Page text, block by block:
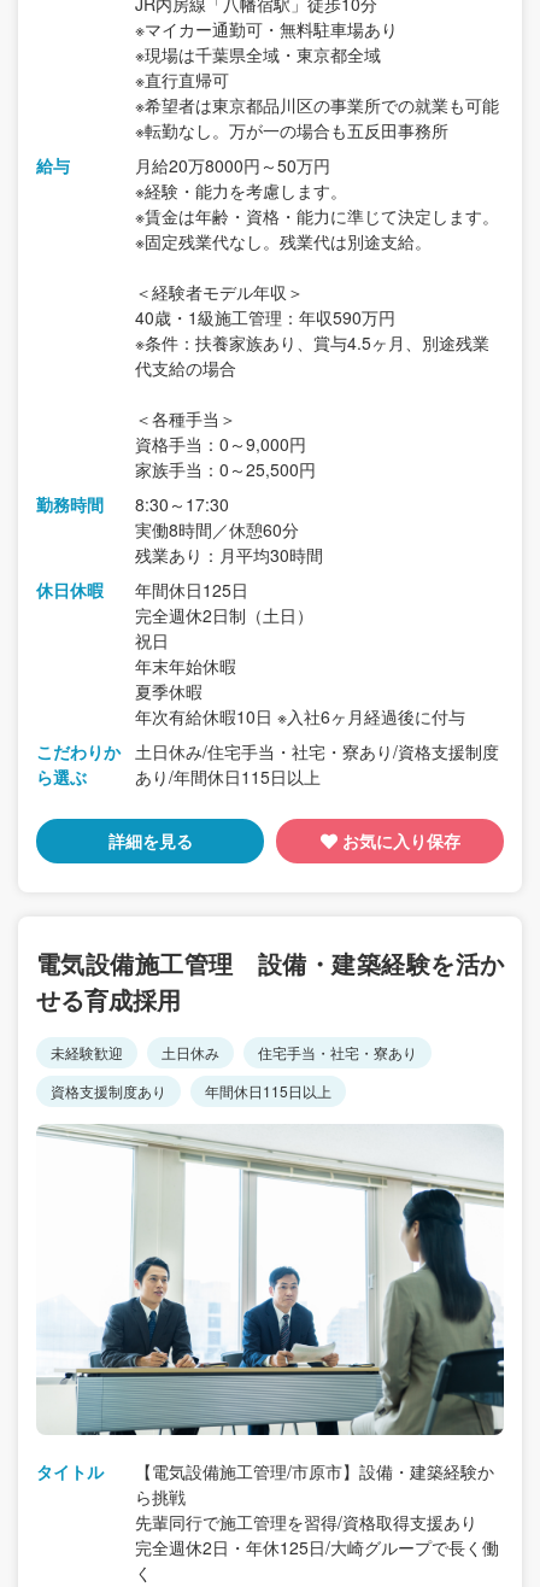
※マイカー通勤可・無料駐車場あり
※現場は千葉県全域・東京都全域
※直行直帰可
※希望者は東京都品川区の事業所での就業も可能
※転勤なし。万が一の場合も五反田事務所
給与
月給20万8000円～50万円
※経験・能力を考慮します。
※賃金は年齢・資格・能力に準じて決定します。
※固定残業代なし。残業代は別途支給。
＜経験者モデル年収＞
40歳・1級施工管理：年収590万円
※条件：扶養家族あり、賞与4.5ヶ月、別途残業
代支給の場合
＜各種手当＞
資格手当：0～9,000円
家族手当：0～25,500円
勤務時間
8:30～17:30
実働8時間／休憩60分
残業あり：月平均30時間
休日休暇
年間休日125日
完全週休2日制（土日）
祝日
年末年始休暇
夏季休暇
年次有給休暇10日 ※入社6ヶ月経過後に付与
こだわりか
ら選ぶ
土日休み/住宅手当・社宅・寮あり/資格支援制度
あり/年間休日115日以上
詳細を見る お気に入り保存
電気設備施工管理 設備・建築経験を活か
せる育成採用
未経験歓迎 土日休み
住宅手当・社宅・寮あり
資格支援制度あり
年間休日115日以上
タイトル
【電気設備施工管理/市原市】設備・建築経験か
ら挑戦
先輩同行で施工管理を習得/資格取得支援あり
完全週休2日・年休125日/大崎グループで長く働
く